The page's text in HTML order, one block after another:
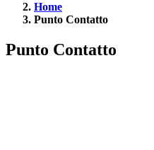
Home
Punto Contatto
Punto Contatto